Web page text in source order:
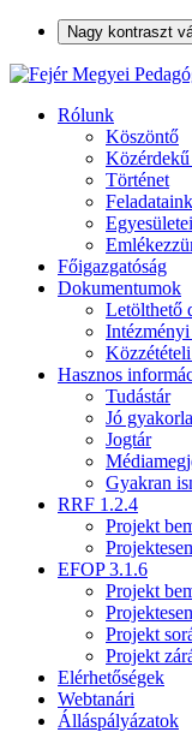
Nagy kontraszt
Rólunk
Köszöntő
Történet
Feladataink
Főigazgatóság
Dokumentumok
Letölthető
Hasznos
Tudástár
Jó
Jogtár
Gyakran
RRF 1.2.4
Projekt
EFOP 3.1.6
Projekt
Projekt
Projekt
Elérhetőségek
Webtanári
Álláspályázatok